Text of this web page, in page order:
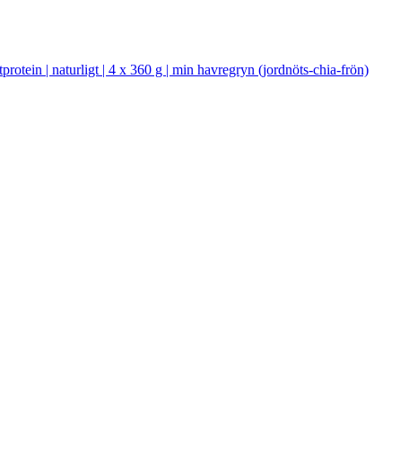
| naturligt | 4 x 360 g | min havregryn (jordnöts-chia-frön)